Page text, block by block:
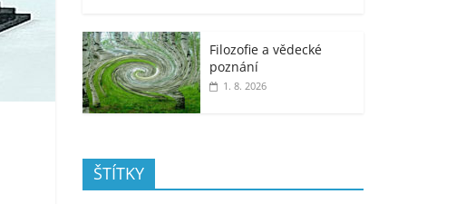
Filozofie a vědecké
poznání
1. 8. 2026
ŠTÍTKY